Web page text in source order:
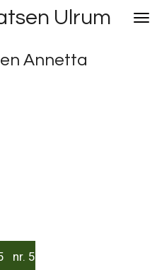
Ulrum
Annetta
nr. 5